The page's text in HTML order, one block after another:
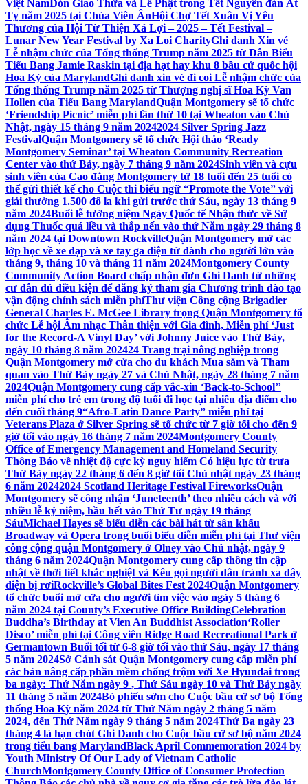
Việt NamĐón Giao Thừa và Lễ Phật trong Tết Nguyên đán Ất
Tỵ năm 2025 tại Chùa Viên ÂnHội Chợ Tết Xuân Vị Yêu
Thương của Hội Từ Thiện Xá Lợi – 2025 – Tết Festival –
Lunar New Year Festival by Xa Loi CharityGhi danh Xin vé
Lễ nhậm chức của Tổng thống Trump năm 2025 từ Dân Biểu
Tiểu Bang Jamie Raskin tại địa hạt hay khu 8 bầu cử quốc hội
Hoa Kỳ của MarylandGhi danh xin vé đi coi Lễ nhậm chức của
Tổng thống Trump năm 2025 từ Thượng nghị sĩ Hoa Kỳ Van
Hollen của Tiểu Bang MarylandQuận Montgomery sẽ tổ chức
‘Friendship Picnic’ miễn phí lần thứ 10 tại Wheaton vào Chủ
Nhật, ngày 15 tháng 9 năm 20242024 Silver Spring Jazz
FestivalQuận Montgomery sẽ tổ chức Hội thảo ‘Ready
Montgomery Seminar’ tại Wheaton Community Recreation
Center vào thứ Bảy, ngày 7 tháng 9 năm 2024Sinh viên và cựu
sinh viên của Cao đẳng Montgomery từ 18 tuổi đến 25 tuổi có
thể gửi thiết kế cho Cuộc thi biểu ngữ “Promote the Vote” với
giải thưởng 1.500 đô la khi gửi trước thứ Sáu, ngày 13 tháng 9
năm 2024Buổi lễ tưởng niệm Ngày Quốc tế Nhận thức về Sử
dụng Thuốc quá liều và thắp nến vào thứ Năm ngày 29 tháng 8
năm 2024 tại Downtown RockvilleQuận Montgomery mở các
lớp học về xe đạp và xe tay ga điện tử dành cho người lớn vào
tháng 9, tháng 10 và tháng 11 năm 2024Montgomery County
Community Action Board chấp nhận đơn Ghi Danh từ những
cư dân đủ điều kiện để đăng ký tham gia Chương trình đào tạo
vận động chính sách miễn phíThư viện Công cộng Brigadier
General Charles E. McGee Library trọng Quận Montgomery tổ
chức Lễ hội Âm nhạc Thân thiện với Gia đình, Miễn phí ‘Just
for the Record-A Vinyl Day’ với Johnny Juice vào Thứ Bảy,
ngày 10 tháng 8 năm 202424 Trang trại nông nghiệp trong
Quận Montgomery mở cửa cho du khách Mua sắm và Tham
quan vào Thứ Bảy ngày 27 và Chủ Nhật, ngày 28 tháng 7 năm
2024Quận Montgomery cung cấp vắc-xin ‘Back-to-School’’
miễn phí cho trẻ em trong độ tuổi đi học tại nhiều địa điểm cho
đến cuối tháng 9“Afro-Latin Dance Party” miễn phí tại
Veterans Plaza ở Silver Spring sẽ tổ chức từ 7 giờ tối cho đến 9
giờ tối vào ngày 16 tháng 7 năm 2024Montgomery County
Office of Emergency Management and Homeland Security
Thông Báo về nhiệt độ cực kỳ nguy hiểm Có hiệu lực từ trưa
Thứ Bảy ngày 22 tháng 6 đến 8 giờ tối Chủ nhật ngày 23 tháng
6 năm 20242024 Scotland Heritage Festival FireworksQuận
Montgomery sẽ công nhận ‘Juneteenth’ theo nhiều cách và với
nhiều lễ kỷ niệm, hầu hết vào Thứ Tư ngày 19 tháng
SáuMichael Hayes sẽ biểu diễn các bài hát từ sân khấu
Broadway và Opera trong buổi biểu diễn miễn phí tại Thư viện
công cộng quận Montgomery ở Olney vào Chủ nhật, ngày 9
tháng 6 năm 2024Quận Montgomery cung cấp thông tin cập
nhật về thời tiết khắc nghiệt và Kêu gọi người dân tránh xa dây
điện bị rơiRockville’s Global Bites Fest 2024Quận Montgomery
tổ chức buổi mở cửa cho người tìm việc vào ngày 5 tháng 6
năm 2024 tại County’s Executive Office BuildingCelebration
Buddha’s Birthday at Vien An Buddhist Association‘Roller
Disco’ miễn phí tại Công viên Ridge Road Recreational Park ở
Germantown Buổi tối từ 6-8 giờ tối vào thứ Sáu, ngày 17 tháng
5 năm 2024Sở Cảnh sát Quận Montgomery cung cấp miễn phí
các bản nâng cấp phần mềm chống trộm với Xe Hyundai trong
ba ngày: Thứ Năm ngày 9 , Thứ Sáu ngày 10 và Thứ Bảy ngày
11 tháng 5 năm 2024Bỏ phiếu sớm cho Cuộc bầu cử sơ bộ Tổng
thống Hoa Kỳ năm 2024 từ Thứ Năm ngày 2 tháng 5 năm
2024, đến Thứ Năm ngày 9 tháng 5 năm 2024Thứ Ba ngày 23
tháng 4 là hạn chót Ghi Danh cho Cuộc bầu cử sơ bộ năm 2024
trong tiểu bang MarylandBlack April Commemoration 2024 by
Youth Ministry Of Our Lady of Vietnam Catholic
ChurchMontgomery County Office of Consumer Protection